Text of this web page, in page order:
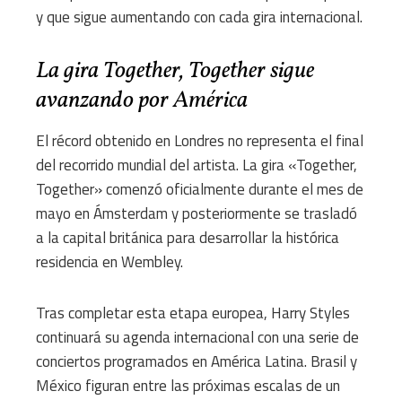
y que sigue aumentando con cada gira internacional.
La gira Together, Together sigue
avanzando por América
El récord obtenido en Londres no representa el final
del recorrido mundial del artista. La gira «Together,
Together» comenzó oficialmente durante el mes de
mayo en Ámsterdam y posteriormente se trasladó
a la capital británica para desarrollar la histórica
residencia en Wembley.
Tras completar esta etapa europea, Harry Styles
continuará su agenda internacional con una serie de
conciertos programados en América Latina. Brasil y
México figuran entre las próximas escalas de un